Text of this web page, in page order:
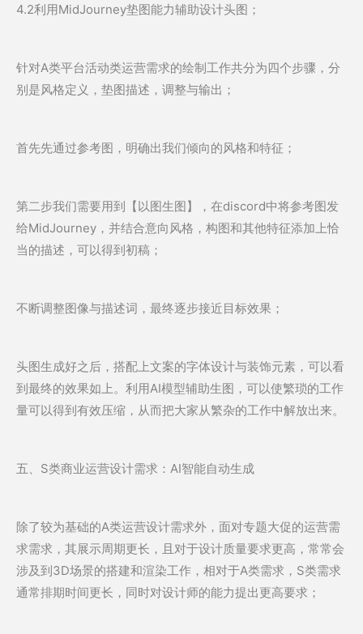
4.2利用MidJourney垫图能力辅助设计头图；
针对A类平台活动类运营需求的绘制工作共分为四个步骤，分
别是风格定义，垫图描述，调整与输出；
首先先通过参考图，明确出我们倾向的风格和特征；
第二步我们需要用到【以图生图】，在discord中将参考图发
给MidJourney，并结合意向风格，构图和其他特征添加上恰
当的描述，可以得到初稿；
不断调整图像与描述词，最终逐步接近目标效果；
头图生成好之后，搭配上文案的字体设计与装饰元素，可以看
到最终的效果如上。利用AI模型辅助生图，可以使繁琐的工作
量可以得到有效压缩，从而把大家从繁杂的工作中解放出来。
五、S类商业运营设计需求：AI智能自动生成
除了较为基础的A类运营设计需求外，面对专题大促的运营需
求需求，其展示周期更长，且对于设计质量要求更高，常常会
涉及到3D场景的搭建和渲染工作，相对于A类需求，S类需求
通常排期时间更长，同时对设计师的能力提出更高要求；